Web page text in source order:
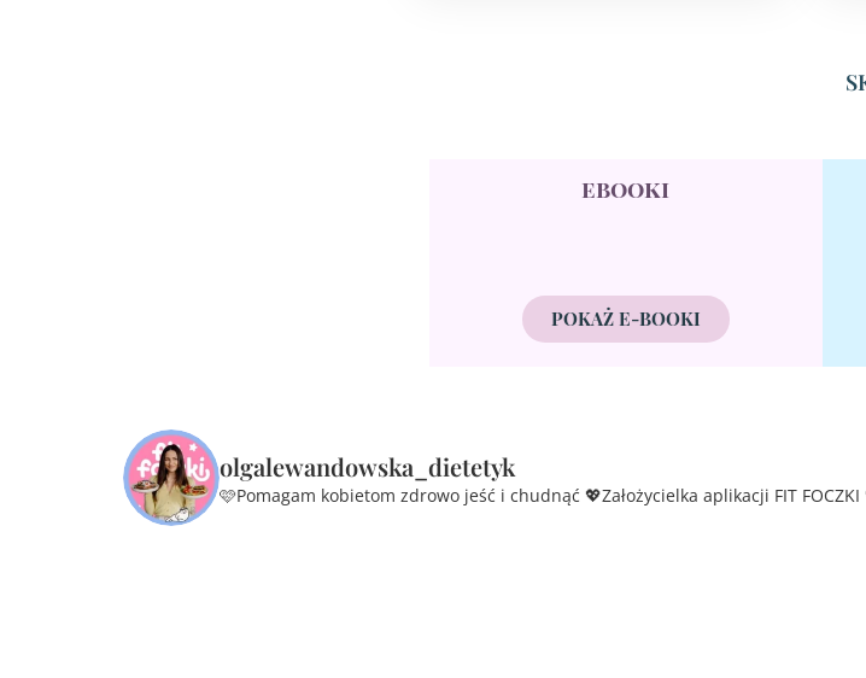
ebooki
POKAŻ E-BOOKI
olgalewandowska_dietetyk
🩷Pomagam kobietom zdrowo jeść i chudnąć 💖Założycielka aplikacji FIT FOCZKI